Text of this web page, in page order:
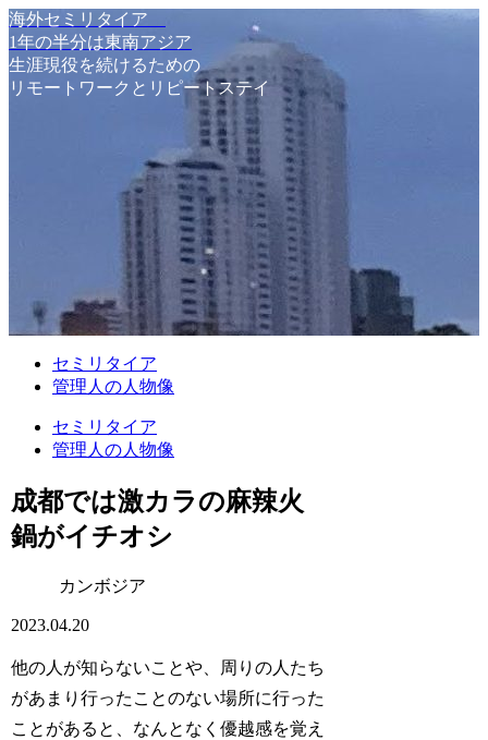
海外セミリタイア
1年の半分は東南アジア
生涯現役を続けるための
リモートワークとリピートステイ
セミリタイア
管理人の人物像
セミリタイア
管理人の人物像
成都では激カラの麻辣火
鍋がイチオシ
カンボジア
2023.04.20
他の人が知らないことや、周りの人たち
があまり行ったことのない場所に行った
ことがあると、なんとなく優越感を覚え